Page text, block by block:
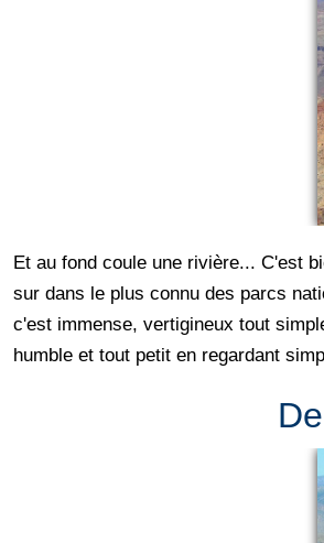
Et au fond coule une rivière... C'est
sur dans le plus connu des parcs
c'est immense, vertigineux tout
humble et tout petit en regardant